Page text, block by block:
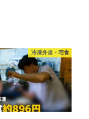
冷凍弁当・宅食